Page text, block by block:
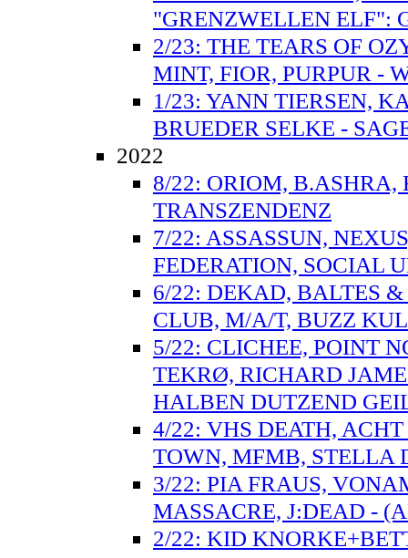
"GRENZWELLEN ELF":
2/23: THE TEARS OF
MINT, FIOR, PURPUR -
1/23: YANN TIERSEN,
BRUEDER SELKE -
2022
8/22: ORIOM,
TRANSZENDENZ
7/22: ASSASSUN,
FEDERATION, SOCIAL
6/22: DEKAD, BALTES
CLUB, M/A/T, BUZZ
5/22: CLICHEE, POINT
TEKRØ, RICHARD
HALBEN DUTZEND
4/22: VHS DEATH,
TOWN, MFMB, STELLA
3/22: PIA FRAUS,
MASSACRE, J:DEAD -
2/22: KID